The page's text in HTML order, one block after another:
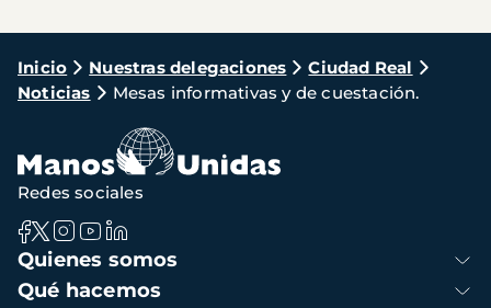
Ruta
de
navegación
Inicio Nuestras delegaciones
Ciudad Real
Noticias
Mesas informativas y de cuestación.
Navegación
principal
Quienes somos
Qué hacemos
Redes sociales